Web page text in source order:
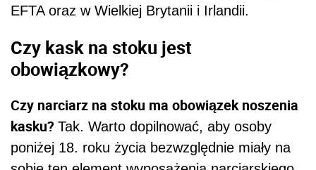
EFTA oraz w Wielkiej Brytanii i Irlandii.
Czy kask na stoku jest
obowiązkowy?
Czy narciarz na stoku ma obowiązek noszenia
kasku? Tak. Warto dopilnować, aby osoby
poniżej 18. roku życia bezwzględnie miały na